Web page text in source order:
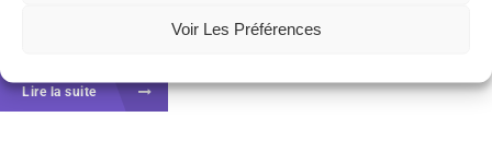
Voir Les Préférences
Retour sur...
Lire la suite